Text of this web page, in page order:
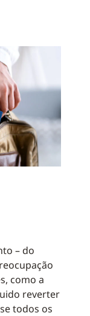
– do
como a
reverter
todos os